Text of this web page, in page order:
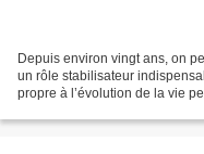
Depuis environ vingt ans, on
un rôle stabilisateur
propre à l’évolution de la vie